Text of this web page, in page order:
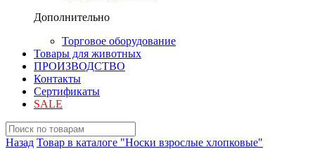
Дополнительно
Торговое оборудование
Товары для животных
ПРОИЗВОДСТВО
Контакты
Сертификаты
SALE
Назад Товар в каталоге "Носки взрослые хлопковые"